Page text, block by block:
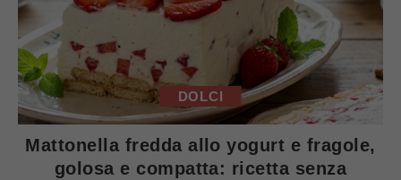
DOLCI
Mattonella fredda allo yogurt e fragole,
golosa e compatta: ricetta senza